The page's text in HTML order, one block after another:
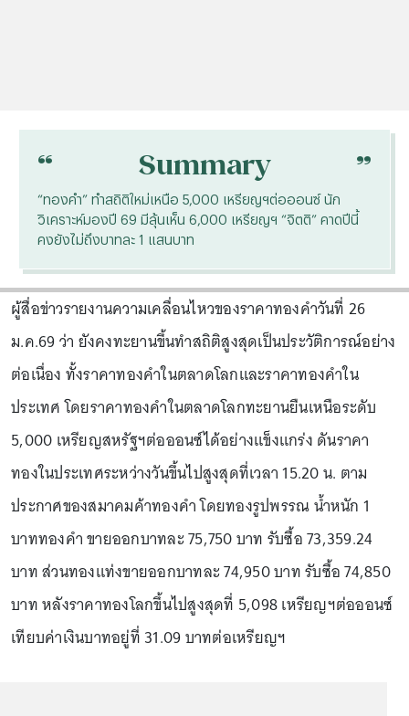
“ Summary “
“ทองคำ” ทำสถิติใหม่เหนือ 5,000 เหรียญฯต่อออนซ์ นัก
วิเคราะห์มองปี 69 มีลุ้นเห็น 6,000 เหรียญฯ “จิตติ” คาดปีนี้
คงยังไม่ถึงบาทละ 1 แสนบาท
ผู้สื่อข่าวรายงานความเคลื่อนไหวของราคาทองคำวันที่ 26
ม.ค.69 ว่า ยังคงทะยานขึ้นทำสถิติสูงสุดเป็นประวัติการณ์อย่าง
ต่อเนื่อง ทั้งราคาทองคำในตลาดโลกและราคาทองคำใน
ประเทศ โดยราคาทองคำในตลาดโลกทะยานยืนเหนือระดับ
5,000 เหรียญสหรัฐฯต่อออนซ์ได้อย่างแข็งแกร่ง ดันราคา
ทองในประเทศระหว่างวันขึ้นไปสูงสุดที่เวลา 15.20 น. ตาม
ประกาศของสมาคมค้าทองคำ โดยทองรูปพรรณ น้ำหนัก 1
บาททองคำ ขายออกบาทละ 75,750 บาท รับซื้อ 73,359.24
บาท ส่วนทองแท่งขายออกบาทละ 74,950 บาท รับซื้อ 74,850
บาท หลังราคาทองโลกขึ้นไปสูงสุดที่ 5,098 เหรียญฯต่อออนซ์
เทียบค่าเงินบาทอยู่ที่ 31.09 บาทต่อเหรียญฯ